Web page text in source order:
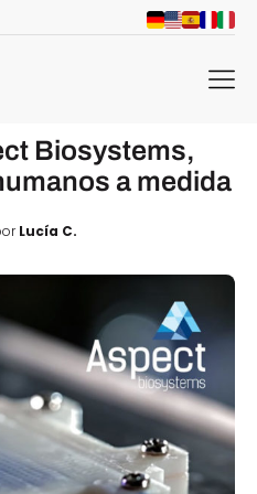
menu
Biosystems,
a medida
Lucía C.